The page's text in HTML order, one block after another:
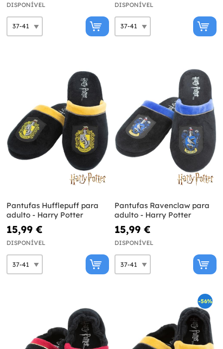
DISPONÍVEL DISPONÍVEL
Pantufas Hufflepuff para
adulto - Harry Potter
15,99 €
DISPONÍVEL
Pantufas Ravenclaw para
adulto - Harry Potter
15,99 €
DISPONÍVEL
-56%